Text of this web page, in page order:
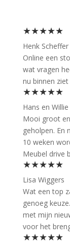
★★★★★
Henk Scheffer
Online een
wat vragen
nu binnen
★★★★★
Hans en
Mooi groot
geholpen. En
10 weken
Meubel drive
★★★★★
Lisa Wiggers
Wat een top
genoeg
met mijn
voor het
★★★★★